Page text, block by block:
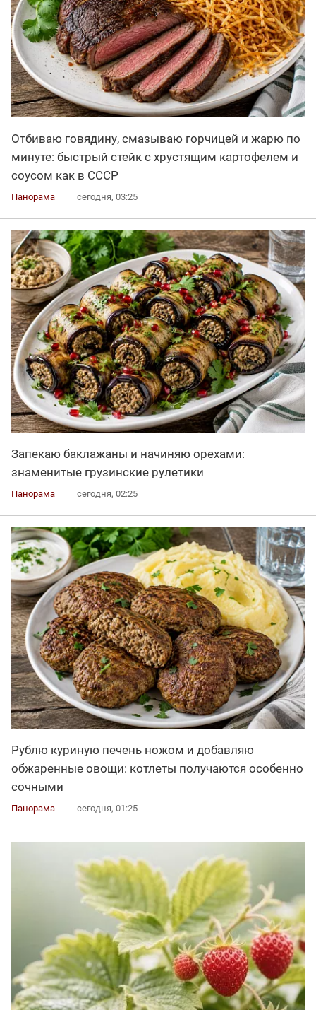
Отбиваю говядину, смазываю горчицей и жарю по
минуте: быстрый стейк с хрустящим картофелем и
соусом как в СССР
Панорама сегодня, 03:25
Запекаю баклажаны и начиняю орехами:
знаменитые грузинские рулетики
Панорама сегодня, 02:25
Рублю куриную печень ножом и добавляю
обжаренные овощи: котлеты получаются особенно
сочными
Панорама сегодня, 01:25